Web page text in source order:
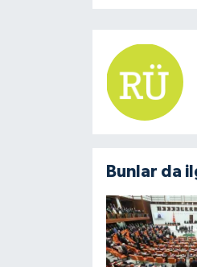
Bunlar da